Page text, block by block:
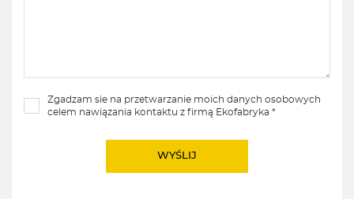
Zgadzam sie na przetwarzanie moich danych osobowych
celem nawiązania kontaktu z firmą Ekofabryka *